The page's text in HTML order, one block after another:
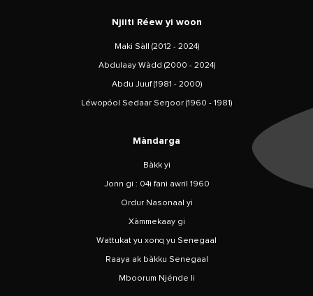
Njiiti Réew yi woon
Maki Sàll (2012 - 2024)
Abdulaay Wàdd (2000 - 2024)
Abdu Juuf (1981 - 2000)
Léwopóol Sedaar Seŋoor (1960 - 1981)
Màndarga
Bàkk yi
Jonn gi : 04i fani awril 1960
Ordur Nasonaal yi
Xàmmekaay gi
Wattukat yu xonq yu Senegaal
Raaya ak bàkku Senegaal
Mboorum Njénde li